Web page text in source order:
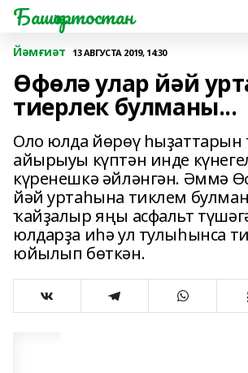
Башҡортостан
Йәмғиәт 13 АВГУСТА 2019, 14:30
Өфөлә улар йәй
тиерлек булманы...
Оло юлда йөрөү һыҙаттарын
айырыуы күптән инде
күренешкә әйләнгән. Әммә
йәй уртаһына тиклем
ҡайҙалыр яңы асфальт
юлдарҙа иһә ул тулыһынса
юйылып бөткән.